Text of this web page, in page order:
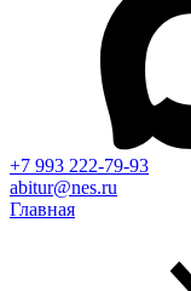
+7 993 222-79-93
abitur@nes.ru
Главная